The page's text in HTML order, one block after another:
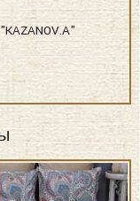
"KAZANOV.A"